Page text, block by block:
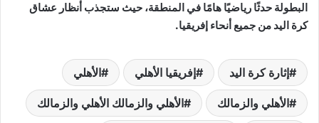
البطولة حدثًا رياضيًا هامًا في المنطقة، حيث ستجذب أنظار عشاق
كرة اليد من جميع أنحاء إفريقيا.
إثارة كرة اليد إفريقيا الأهلي الأهلي
الأهلي والزمالك الأهلي والزمالك الأهلي والزمالك